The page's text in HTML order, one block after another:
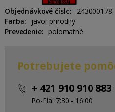
Objednávkové číslo
243000178
Farba
javor prírodný
Prevedenie
polomatné
Potrebujete
+ 421 910 910 883
Po-Pia: 7:30 - 16:00